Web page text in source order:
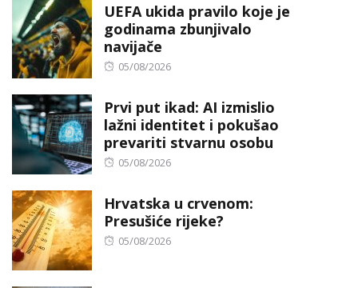
UEFA ukida pravilo koje je
godinama zbunjivalo
navijače
Posted
05/08/2026
Prvi put ikad: AI izmislio
lažni identitet i pokušao
prevariti stvarnu osobu
Posted
05/08/2026
Hrvatska u crvenom:
Presušiće rijeke?
Posted
05/08/2026